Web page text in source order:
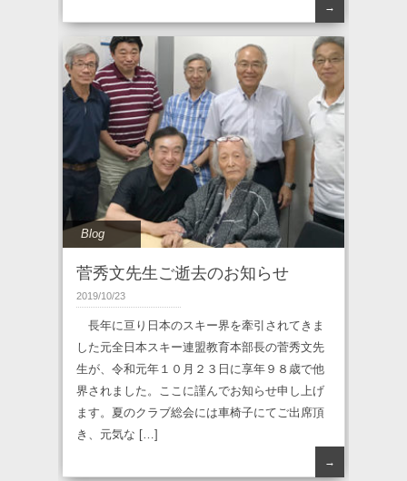
→
Blog
菅秀文先生ご逝去のお知らせ
2019/10/23
長年に亘り日本のスキー界を牽引されてきま
した元全日本スキー連盟教育本部長の菅秀文先
生が、令和元年１０月２３日に享年９８歳で他
界されました。ここに謹んでお知らせ申し上げ
ます。夏のクラブ総会には車椅子にてご出席頂
き、元気な […]
→